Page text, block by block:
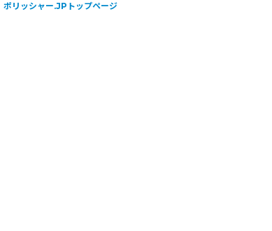
ポリッシャー.JPトップページ